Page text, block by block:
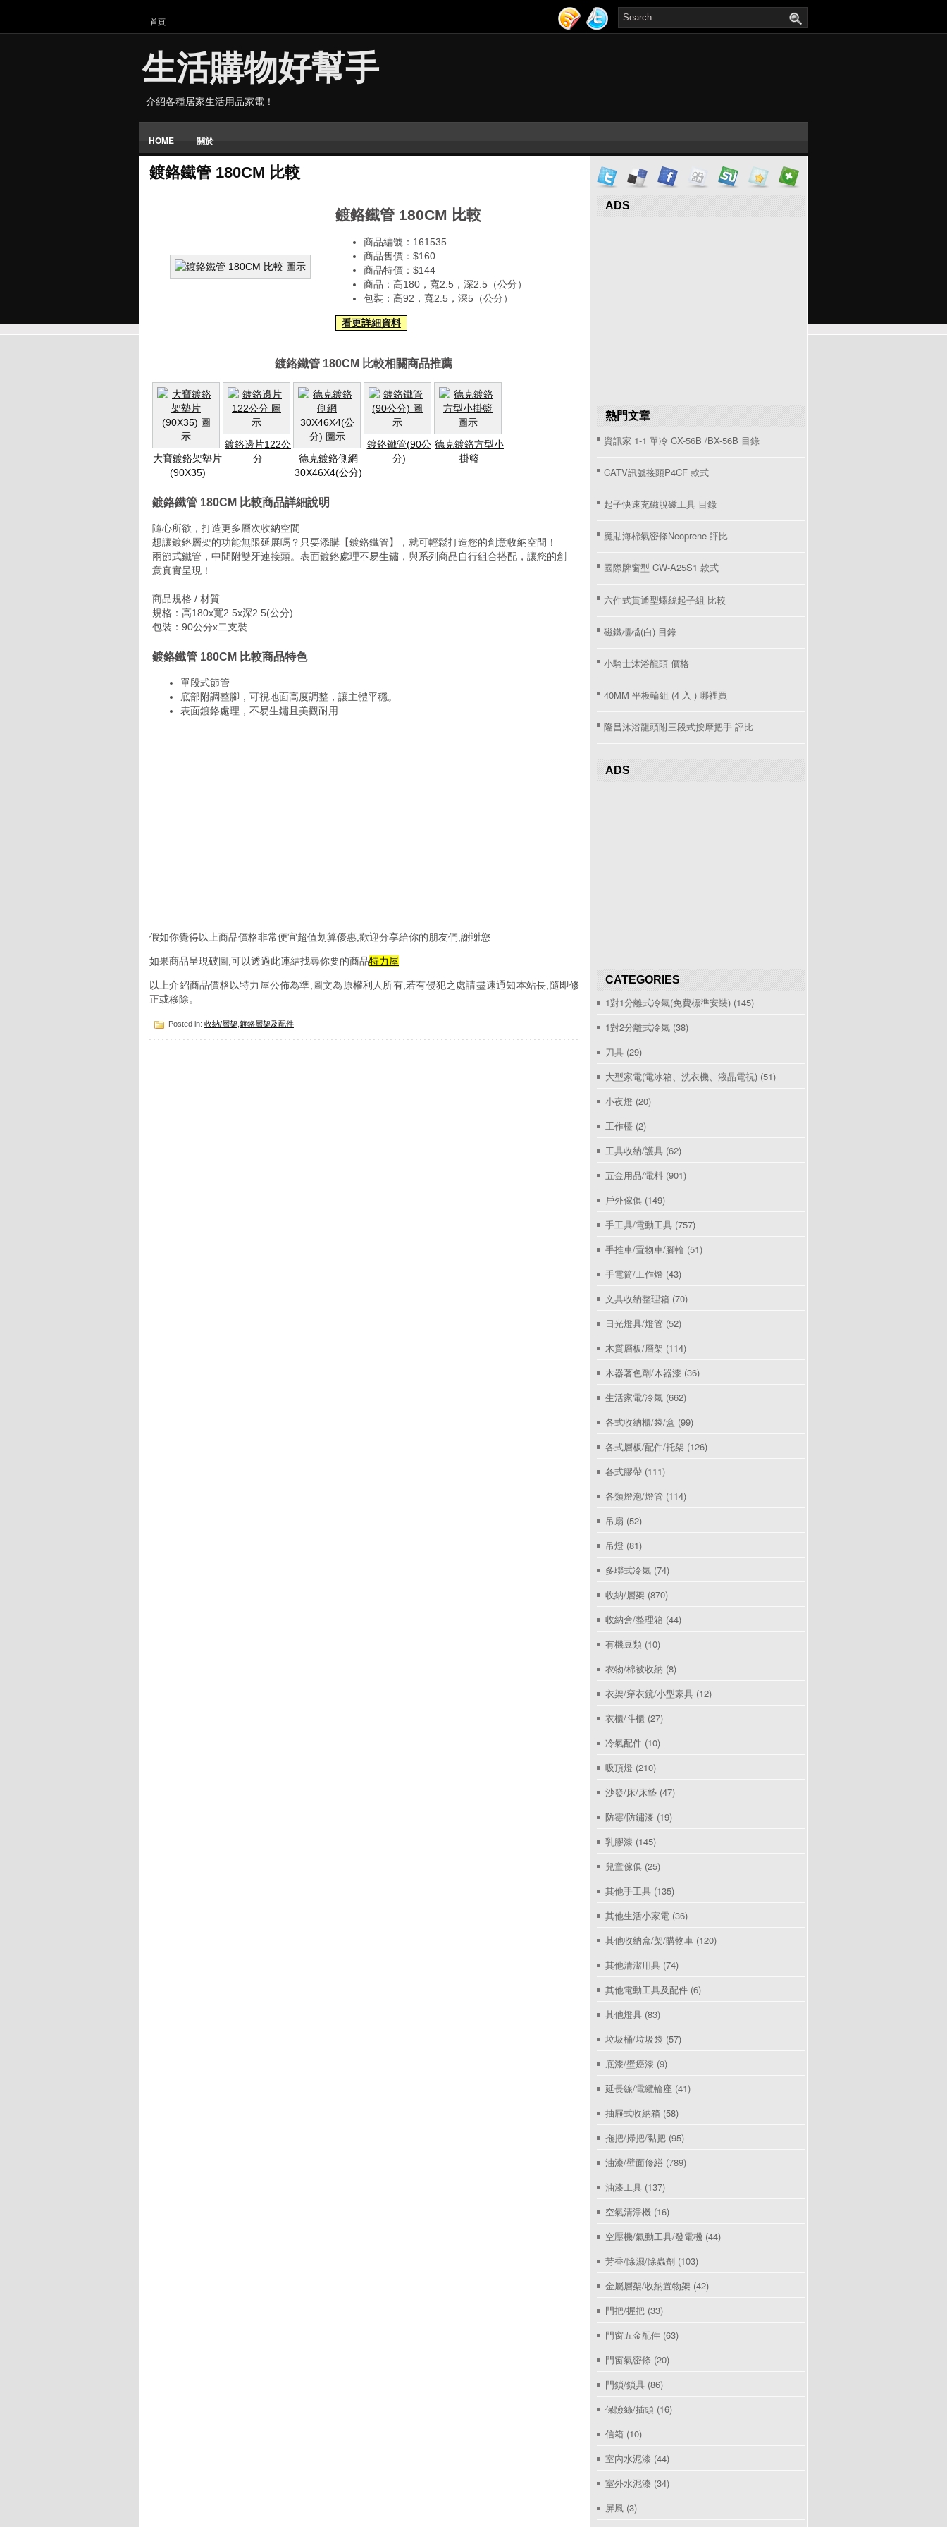
首頁
生活購物好幫手
介紹各種居家生活用品家電！
HOME 關於
鍍鉻鐵管 180CM 比較
鍍鉻鐵管 180CM 比較
商品編號：161535
商品售價：$160
商品特價： $144
商品：高180，寬2.5，深2.5（公分）
包裝：高92，寬2.5，深5（公分）
看更詳細資料
鍍鉻鐵管 180CM 比較相關商品推薦
大寶鍍鉻架墊片
(90X35)
鍍鉻邊片122公
分
德克鍍鉻側網
30X46X4(公分)
鍍鉻鐵管(90公
分)
德克鍍鉻方型小
掛籃
鍍鉻鐵管 180CM 比較商品詳細說明
隨心所欲，打造更多層次收納空間
想讓鍍鉻層架的功能無限延展嗎？只要添購【鍍鉻鐵管】，就可輕鬆打造您的創意收納空間！
兩節式鐵管，中間附雙牙連接頭。表面鍍鉻處理不易生鏽，與系列商品自行組合搭配，讓您的創
意真實呈現！
商品規格 / 材質
規格：高180x寬2.5x深2.5(公分)
包裝：90公分x二支裝
鍍鉻鐵管 180CM 比較商品特色
單段式節管
底部附調整腳，可視地面高度調整，讓主體平穩。
表面鍍鉻處理，不易生鏽且美觀耐用
假如你覺得以上商品價格非常便宜超值划算優惠,歡迎分享給你的朋友們,謝謝您
如果商品呈現破圖,可以透過此連結找尋你要的商品特力屋
以上介紹商品價格以特力屋公佈為準,圖文為原權利人所有,若有侵犯之處請盡速通知本站長,隨即修
正或移除。
Posted in: 收納/層架 鍍鉻層架及配件
ADS
熱門文章
資訊家 1-1 單冷 CX-56B /BX-56B 目錄
CATV訊號接頭P4CF 款式
起子快速充磁脫磁工具 目錄
魔貼海棉氣密條Neoprene 評比
國際牌窗型 CW-A25S1 款式
六件式貫通型螺絲起子組 比較
磁鐵櫃檔(白) 目錄
小騎士沐浴龍頭 價格
40MM 平板輪組 (4 入 ) 哪裡買
隆昌沐浴龍頭附三段式按摩把手 評比
ADS
CATEGORIES
1對1分離式冷氣(免費標準安裝) (145)
1對2分離式冷氣 (38)
刀具 (29)
大型家電(電冰箱、洗衣機、液晶電視) (51)
小夜燈 (20)
工作檯 (2)
工具收納/護具 (62)
五金用品/電料 (901)
戶外傢俱 (149)
手工具/電動工具 (757)
手推車/置物車/腳輪 (51)
手電筒/工作燈 (43)
文具收納整理箱 (70)
日光燈具/燈管 (52)
木質層板/層架 (114)
木器著色劑/木器漆 (36)
生活家電/冷氣 (662)
各式收納櫃/袋/盒 (99)
各式層板/配件/托架 (126)
各式膠帶 (111)
各類燈泡/燈管 (114)
吊扇 (52)
吊燈 (81)
多聯式冷氣 (74)
收納/層架 (870)
收納盒/整理箱 (44)
有機豆類 (10)
衣物/棉被收納 (8)
衣架/穿衣鏡/小型家具 (12)
衣櫃/斗櫃 (27)
冷氣配件 (10)
吸頂燈 (210)
沙發/床/床墊 (47)
防霉/防鏽漆 (19)
乳膠漆 (145)
兒童傢俱 (25)
其他手工具 (135)
其他生活小家電 (36)
其他收納盒/架/購物車 (120)
其他清潔用具 (74)
其他電動工具及配件 (6)
其他燈具 (83)
垃圾桶/垃圾袋 (57)
底漆/壁癌漆 (9)
延長線/電纜輪座 (41)
抽屜式收納箱 (58)
拖把/掃把/黏把 (95)
油漆/壁面修繕 (789)
油漆工具 (137)
空氣清淨機 (16)
空壓機/氣動工具/發電機 (44)
芳香/除濕/除蟲劑 (103)
金屬層架/收納置物架 (42)
門把/握把 (33)
門窗五金配件 (63)
門窗氣密條 (20)
門鎖/鎖具 (86)
保險絲/插頭 (16)
信箱 (10)
室內水泥漆 (44)
室外水泥漆 (34)
屏風 (3)